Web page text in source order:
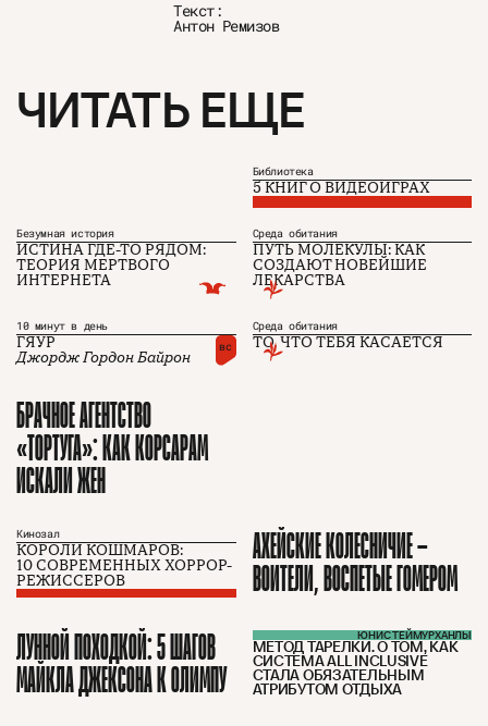
Текст:
Антон Ремизов
ЧИТАТЬ ЕЩЕ
Библиотека
5 КНИГ О ВИДЕОИГРАХ
Безумная история
ИСТИНА ГДЕ-ТО РЯДОМ:
ТЕОРИЯ МЕРТВОГО
ИНТЕРНЕТА
Среда обитания
ПУТЬ МОЛЕКУЛЫ: КАК
СОЗДАЮТ НОВЕЙШИЕ
ЛЕКАРСТВА
10 минут в день
ГЯУР
Джордж Гордон Байрон
вс
Среда обитания
ТО, ЧТО ТЕБЯ КАСАЕТСЯ
БРАЧНОЕ АГЕНТСТВО
«ТОРТУГА»: КАК КОРСАРАМ
ИСКАЛИ ЖЕН
Кинозал
КОРОЛИ КОШМАРОВ:
10 СОВРЕМЕННЫХ ХОРРОР-
РЕЖИССЕРОВ
АХЕЙСКИЕ КОЛЕСНИЧИЕ —
ВОИТЕЛИ, ВОСПЕТЫЕ ГОМЕРОМ
ЛУННОЙ ПОХОДКОЙ: 5 ШАГОВ
МАЙКЛА ДЖЕКСОНА К ОЛИМПУ
ЮНИС ТЕЙМУРХАНЛЫ
МЕТОД ТАРЕЛКИ. О ТОМ, КАК
СИСТЕМА ALL INCLUSIVE
СТАЛА ОБЯЗАТЕЛЬНЫМ
АТРИБУТОМ ОТДЫХА
Команда
Авторы
Журнал
Подписаться на журнал
Telegram
VK
Пользовательское соглашение
Политика конфиденциальности
16+
(c) ЧТИВО 2026. Все права защищены
Разработка:Astroshock